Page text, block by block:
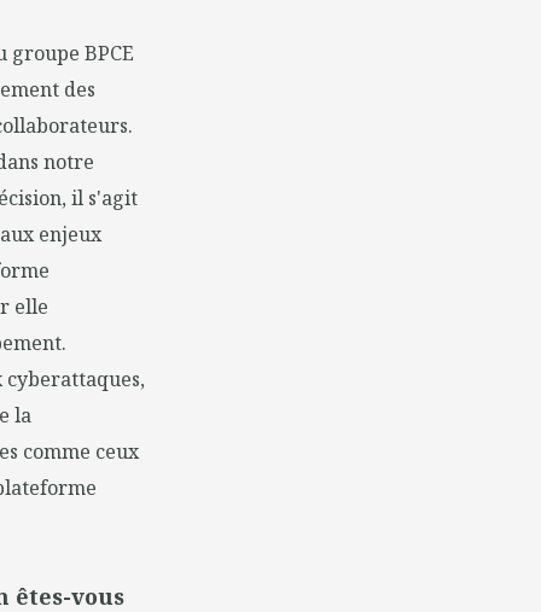
groupe BPCE
des
notre
il s'agit
enjeux
elle
cyberattaques,
la
comme ceux
êtes-vous